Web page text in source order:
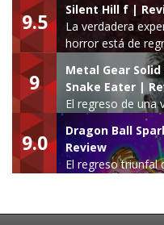
9.5
Silent Hill f |
La verdadera
horror está de
9
Metal Gear
Snake Eater |
El regreso de una
leyenda
9.0
Dragon Ball
Review
El regreso triunfal